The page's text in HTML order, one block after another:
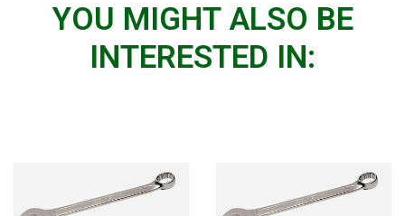
YOU MIGHT ALSO BE
INTERESTED IN: